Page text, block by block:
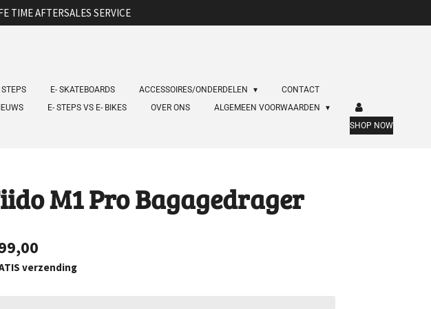
TIME AFTERSALES SERVICE
STEPS E- SKATEBOARDS ACCESSOIRES/ONDERDELEN
CONTACT
E- STEPS VS E- BIKES OVER ONS
ALGEMEEN VOORWAARDEN
SHOP NOW
M1 Pro Bagagedrager
verzending